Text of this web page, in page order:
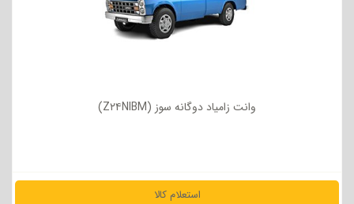
وانت زامیاد دوگانه سوز (Z۲۴NIBM)
استعلام کالا